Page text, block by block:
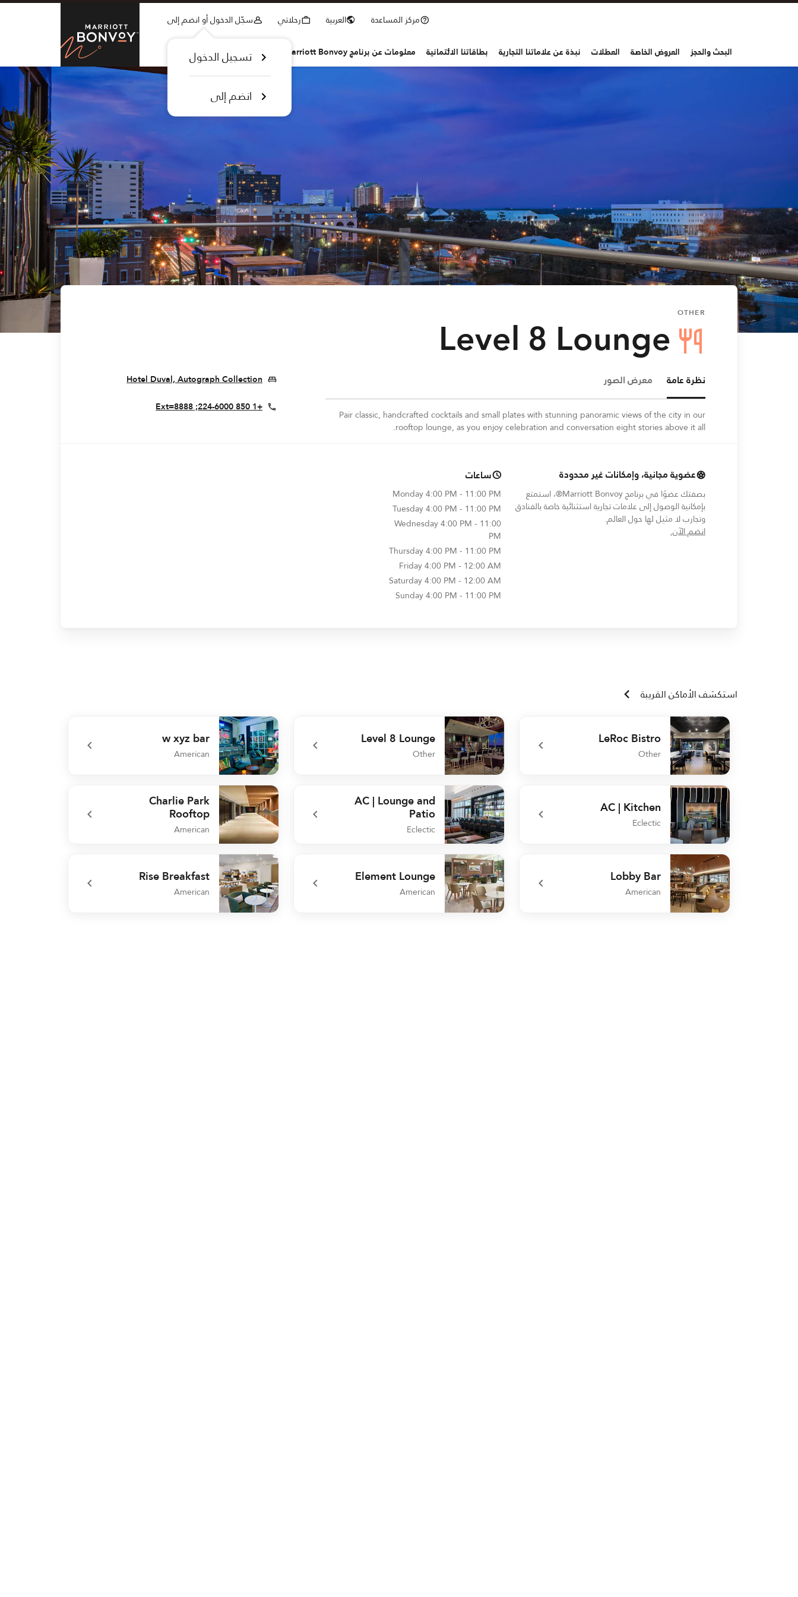
Skip to Content
Bonvoy
مركز المساعدة العربية رحلاتي سجّل الدخول أو انضم إلى
تسجيل الدخول
انضم إلى
البحث والحجز العروض الخاصة العطلات نبذة عن علاماتنا التجارية بطاقاتنا الائتمانية معلومات عن برنامج Marriott Bonvoy
OTHER
Level 8 Lounge
نظرة عامة معرض الصور
Pair classic, handcrafted cocktails and small plates with stunning panoramic views of the city in our
rooftop lounge, as you enjoy celebration and conversation eight stories above it all.
Hotel Duval, Autograph Collection
Opens In New Window
+1 850 224-6000; Ext=8888
عضوية مجانية، وإمكانات غير محدودة
بصفتك عضوًا في برنامج Marriott Bonvoy®، استمتع
بإمكانية الوصول إلى علامات تجارية استثنائية خاصة بالفنادق
وتجارب لا مثيل لها حول العالم.
انضم الآن.
ساعات
Monday4:00 PM - 11:00 PM
Tuesday4:00 PM - 11:00 PM
Wednesday4:00 PM - 11:00
PM
Thursday4:00 PM - 11:00 PM
Friday4:00 PM - 12:00 AM
Saturday4:00 PM - 12:00 AM
Sunday4:00 PM - 11:00 PM
استكشف الأماكن القريبة
LeRoc Bistro
Other
undefined LeRoc Bistro
Level 8 Lounge
Other
undefined Level 8 Lounge
w xyz bar
American
undefined w xyz bar
AC | Kitchen
Eclectic
undefined AC | Kitchen
AC | Lounge and
Patio
Eclectic
undefined AC | Lounge and Patio
Charlie Park
Rooftop
American
undefined Charlie Park Rooftop
Lobby Bar
American
Element Lounge
American
Rise Breakfast
American